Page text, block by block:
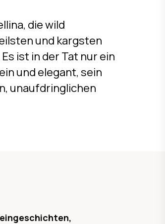
die wild
und kargsten
ist in der Tat nur ein
und elegant, sein
unaufdringlichen